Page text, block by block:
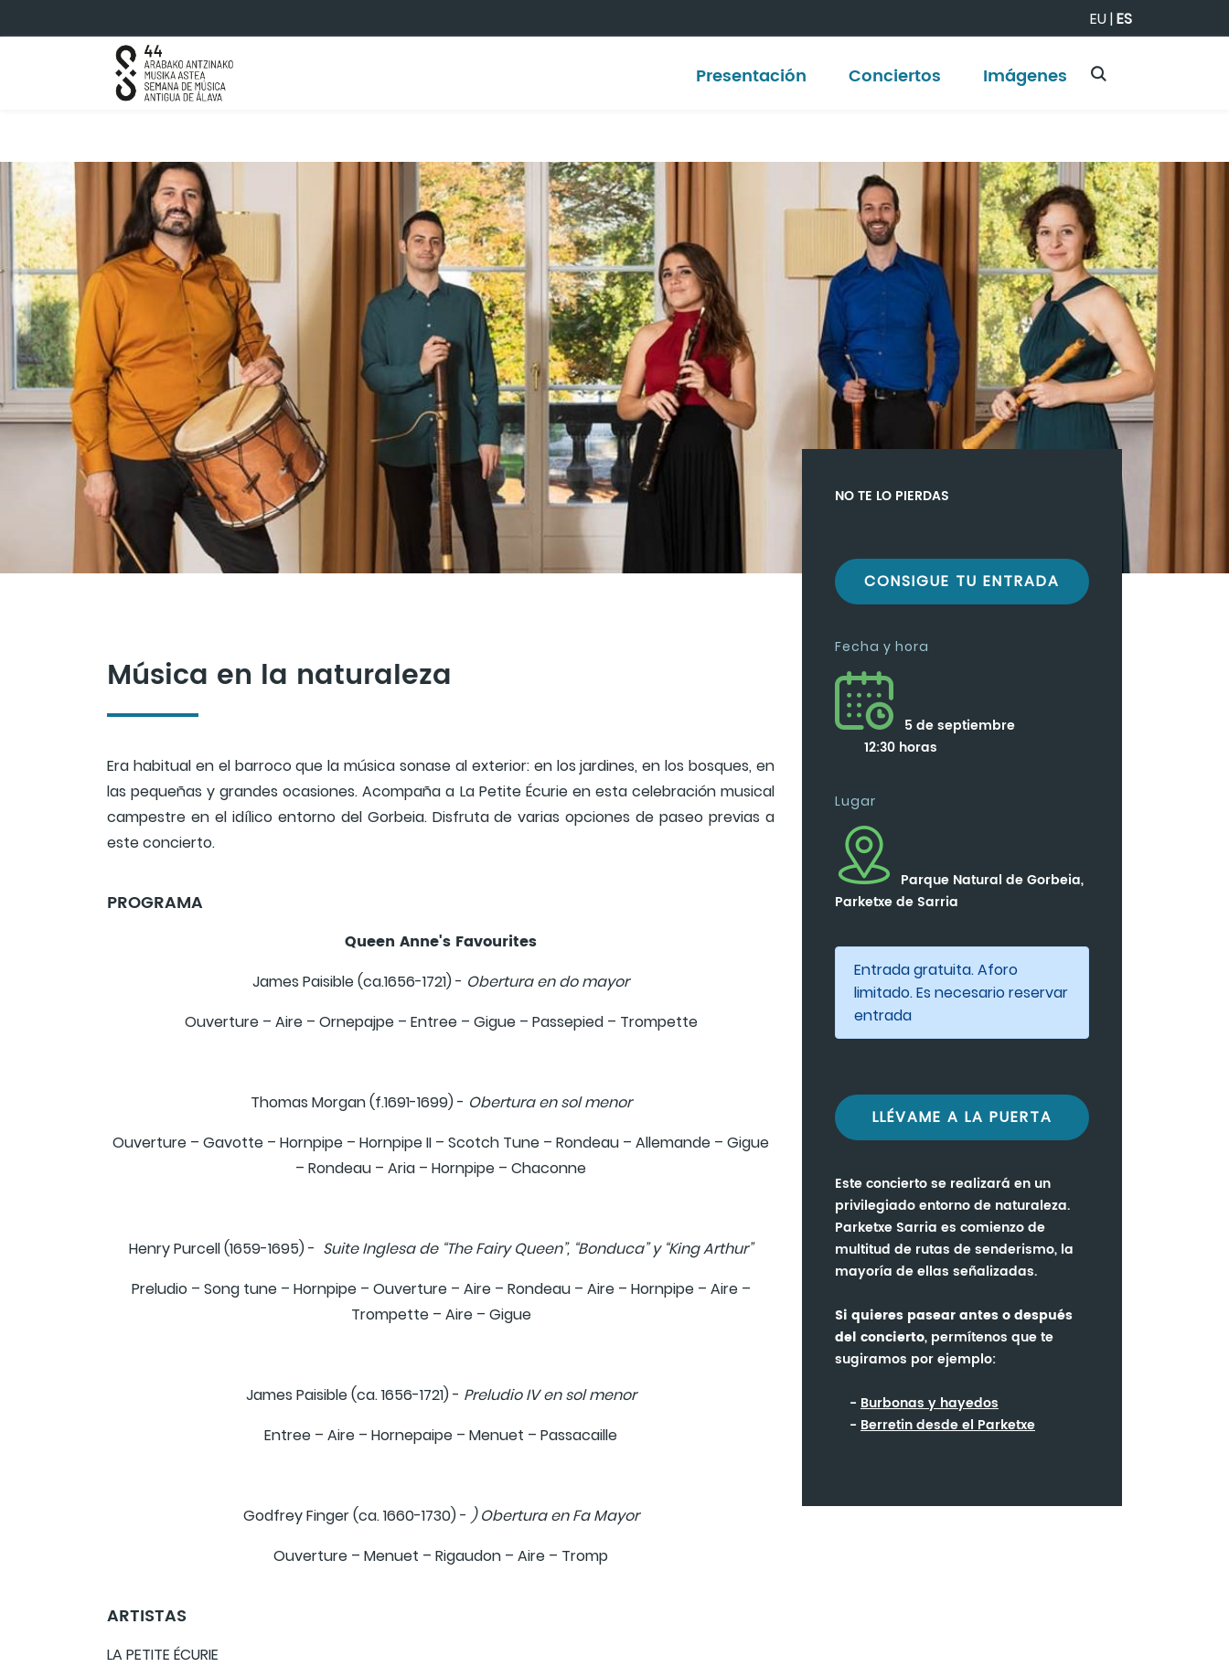
EU|ES
Presentación Conciertos Imágenes
Música en la naturaleza
Era habitual en el barroco que la música sonase al exterior: en los jardines, en los bosques, en
las pequeñas y grandes ocasiones. Acompaña a La Petite Écurie en esta celebración musical
campestre en el idílico entorno del Gorbeia. Disfruta de varias opciones de paseo previas a
este concierto.
PROGRAMA
Queen Anne's Favourites
James Paisible (ca.1656-1721) - Obertura en do mayor
Ouverture – Aire – Ornepajpe – Entree – Gigue – Passepied – Trompette
Thomas Morgan (f.1691-1699) - Obertura en sol menor
Ouverture – Gavotte – Hornpipe – Hornpipe II – Scotch Tune – Rondeau – Allemande – Gigue
– Rondeau – Aria – Hornpipe – Chaconne
Henry Purcell (1659-1695) - Suite Inglesa de “The Fairy Queen”, “Bonduca” y “King Arthur”
Preludio – Song tune – Hornpipe – Ouverture – Aire – Rondeau – Aire – Hornpipe – Aire –
Trompette – Aire – Gigue
James Paisible (ca. 1656-1721) - Preludio IV en sol menor
Entree – Aire – Hornepaipe – Menuet – Passacaille
Godfrey Finger (ca. 1660-1730) - ) Obertura en Fa Mayor
Ouverture – Menuet – Rigaudon – Aire – Tromp
ARTISTAS
LA PETITE ÉCURIE
NO TE LO PIERDAS
CONSIGUE TU ENTRADA
Fecha y hora
5 de septiembre
12:30 horas
Lugar
Parque Natural de Gorbeia,
Parketxe de Sarria
Entrada gratuita. Aforo
limitado. Es necesario reservar
entrada
LLÉVAME A LA PUERTA
Este concierto se realizará en un
privilegiado entorno de naturaleza.
Parketxe Sarria es comienzo de
multitud de rutas de senderismo, la
mayoría de ellas señalizadas.
Si quieres pasear antes o después
del concierto, permítenos que te
sugiramos por ejemplo:
Burbonas y hayedos
Berretin desde el Parketxe